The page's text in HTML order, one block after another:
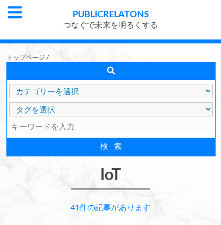
PUBLICRELATONS
つなぐで未来を明るくする
トップページ /
IoT
41件の記事があります